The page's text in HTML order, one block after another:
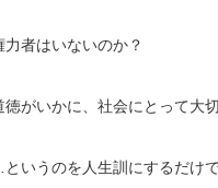
者はいないのか？
がいかに、社会にとって大
いうのを人生訓にするだけで